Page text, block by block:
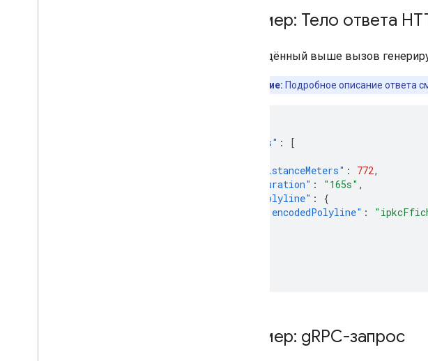
Пример: Тело ответа
Приведённый выше вызов
Примечание: Подробное описание ответа
"routes" :
[
"distanceMeters" : 772,
"duration" : "165s" ,
"polyline" :
{
"encodedPolyline" :
Пример: gRPC-запрос